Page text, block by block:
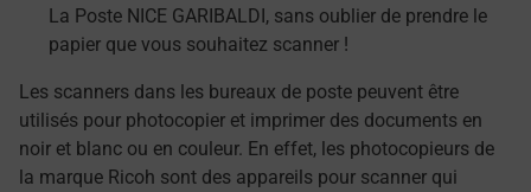
La Poste NICE GARIBALDI, sans oublier de prendre le
papier que vous souhaitez scanner !
Les scanners dans les bureaux de poste peuvent être
utilisés pour photocopier et imprimer des documents en
noir et blanc ou en couleur. En effet, les photocopieurs de
la marque Ricoh sont des appareils pour scanner qui